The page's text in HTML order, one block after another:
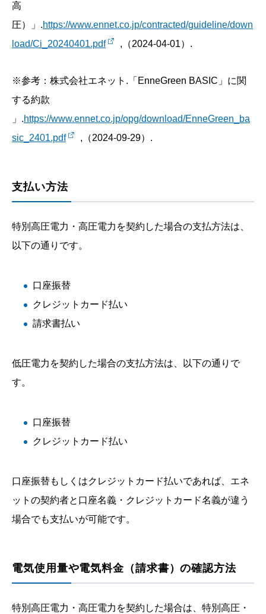
高
圧）」.https://www.ennet.co.jp/contracted/guideline/down
load/Ci_20240401.pdf
,（2024-04-01）.
※参考：株式会社エネット.「EnneGreen BASIC」に関
する約款
」.https://www.ennet.co.jp/opg/download/EnneGreen_ba
sic_2401.pdf
,（2024-09-29）.
支払い方法
特別高圧電力・高圧電力を契約した場合の支払方法は、
以下の通りです。
口座振替
クレジットカード払い
請求書払い
低圧電力を契約した場合の支払方法は、以下の通りで
す。
口座振替
クレジットカード払い
口座振替もしくはクレジットカード払いであれば、エネ
ットの契約者と口座名義・クレジットカード名義が違う
場合でも支払いが可能です。
電気使用量や電気料金（請求書）の確認方法
特別高圧電力・高圧電力を契約した場合は、特別高圧・